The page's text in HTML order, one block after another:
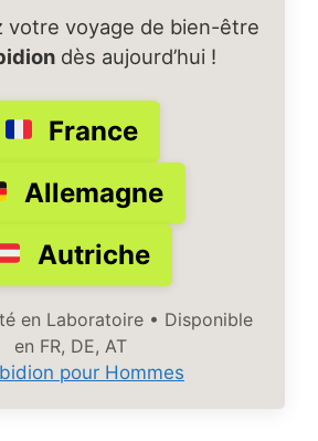
votre voyage de bien-être
dès aujourd’hui !
France
Allemagne
Autriche
en Laboratoire • Disponible
en FR, DE, AT